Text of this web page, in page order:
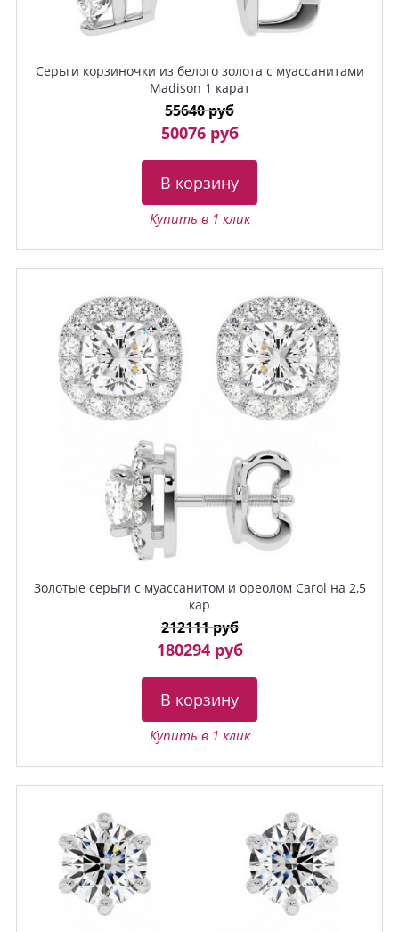
Серьги корзиночки из белого золота с муассанитами
Madison 1 карат
55640 руб
50076 руб
В корзину
Купить в 1 клик
Золотые серьги с муассанитом и ореолом Carol на 2,5
кар
212111 руб
180294 руб
В корзину
Купить в 1 клик